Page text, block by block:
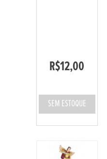
R$12,00
SEM ESTOQUE